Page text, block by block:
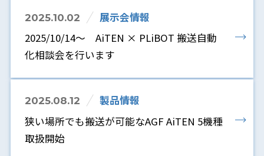
2025.10.02
展示会情報
2025/10/14～ AiTEN × PLiBOT 搬送自動
化相談会を行います
2025.08.12
製品情報
狭い場所でも搬送が可能なAGF AiTEN 5機種
取扱開始